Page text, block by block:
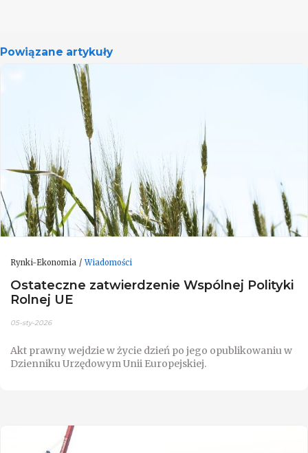
Powiązane artykuły
Rynki-Ekonomia Wiadomości
Ostateczne zatwierdzenie Wspólnej Polityki
Rolnej UE
05-sty-2026
Akt prawny wejdzie w życie dzień po jego opublikowaniu w
Dzienniku Urzędowym Unii Europejskiej.